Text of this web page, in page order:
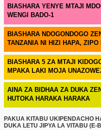
BIASHARA YENYE MTAJI
WENGI BADO-1
BIASHARA NDOGONDOGO
TANZANIA NI HIZI HAPA, ZIPO
BIASHARA 5 ZA MTAJI
MPAKA LAKI MOJA
AINA ZA BIDHAA ZA DUKA
HUTOKA HARAKA HARAKA
PAKUA KITABU UKIPENDACHO
DUKA LETU JIPYA LA VITABU (E-